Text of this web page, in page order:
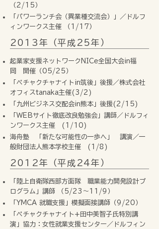
（2/15）
「パワーランチ会（異業種交流会）」／ドルフ
ィンワークス主催 （1/17）
2013年（平成25年）
起業家支援ネットワークNICe全国大会in福
岡 開催（05/25）
「ペチャクチャナイトin筑後」後援／株式会社
オフィスtanaka主催(3/2)
「九州ビジネス交配会in熊本」後援(2/15)
「WEBサイト徹底改良勉強会」講師／ドルフィ
ンワークス主催 (1/10)
海舟塾 「新たな可能性の一歩へ」 講演／一
般財団法人熊本学校主催 (1/8)
2012年（平成24年）
「陸上自衛隊西部方面隊 職業能力開発設計プ
ログラム」講師 （5/23～11/9）
「YMCA 就職支援」模擬面接講師（9/20）
「ペチャクチャナイト+田中美智子氏特別講
演」協力：女性就業支援センター／ドルフィン